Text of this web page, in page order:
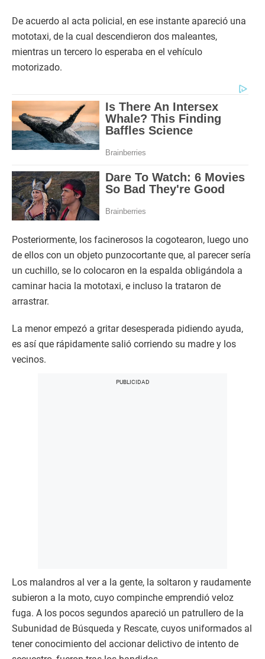
De acuerdo al acta policial, en ese instante apareció una
mototaxi, de la cual descendieron dos maleantes,
mientras un tercero lo esperaba en el vehículo
motorizado.
Posteriormente, los facinerosos la cogotearon, luego uno
de ellos con un objeto punzocortante que, al parecer sería
un cuchillo, se lo colocaron en la espalda obligándola a
caminar hacia la mototaxi, e incluso la trataron de
arrastrar.
La menor empezó a gritar desesperada pidiendo ayuda,
es así que rápidamente salió corriendo su madre y los
vecinos.
Los malandros al ver a la gente, la soltaron y raudamente
subieron a la moto, cuyo compinche emprendió veloz
fuga. A los pocos segundos apareció un patrullero de la
Subunidad de Búsqueda y Rescate, cuyos uniformados al
tener conocimiento del accionar delictivo de intento de